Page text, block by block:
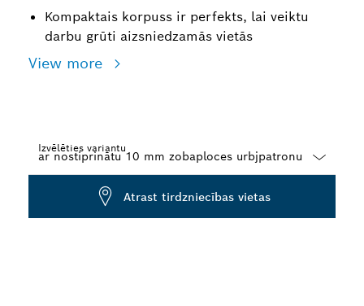
Kompaktais korpuss ir perfekts, lai veiktu
darbu grūti aizsniedzamās vietās
View more
Izvēlēties variantu
Atrast tirdzniecības vietas